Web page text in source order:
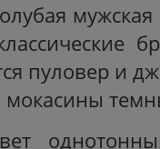
пуловер и